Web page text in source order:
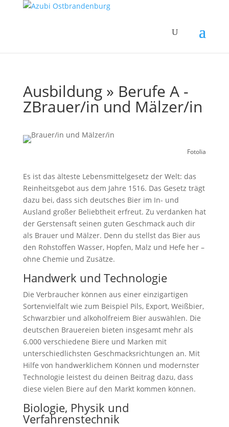
Ausbildung » Berufe A -
ZBrauer/in und Mälzer/in
Fotolia
Es ist das älteste Lebensmittelgesetz der Welt: das
Reinheitsgebot aus dem Jahre 1516. Das Gesetz trägt
dazu bei, dass sich deutsches Bier im In- und
Ausland großer Beliebtheit erfreut. Zu verdanken hat
der Gerstensaft seinen guten Geschmack auch dir
als Brauer und Mälzer. Denn du stellst das Bier aus
den Rohstoffen Wasser, Hopfen, Malz und Hefe her –
ohne Chemie und Zusätze.
Handwerk und Technologie
Die Verbraucher können aus einer einzigartigen
Sortenvielfalt wie zum Beispiel Pils, Export, Weißbier,
Schwarzbier und alkoholfreiem Bier auswählen. Die
deutschen Brauereien bieten insgesamt mehr als
6.000 verschiedene Biere und Marken mit
unterschiedlichsten Geschmacksrichtungen an. Mit
Hilfe von handwerklichem Können und modernster
Technologie leistest du deinen Beitrag dazu, dass
diese vielen Biere auf den Markt kommen können.
Biologie, Physik und
Verfahrenstechnik